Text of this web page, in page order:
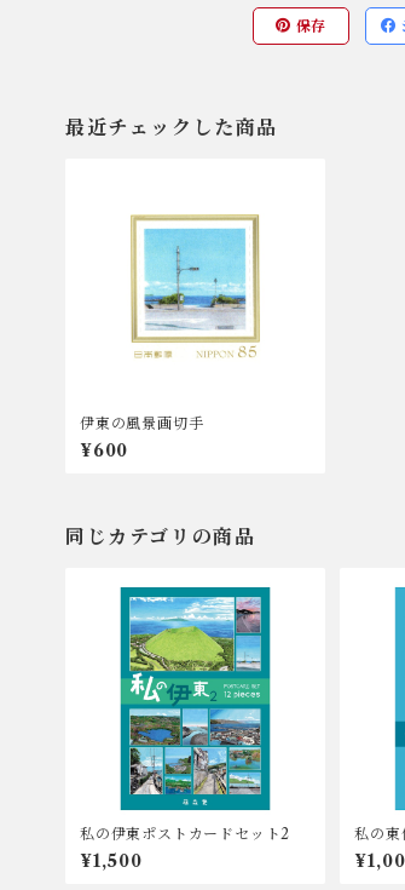
保存
最近チェックした商品
伊東の風景画切手
¥600
同じカテゴリの商品
私の伊東ポストカードセット2
¥1,500
私の東